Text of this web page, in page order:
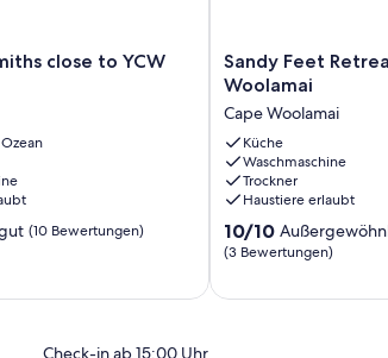
1 x bunk beds (single bottom and single top)
separate toilet. Downstairs, there is another
close to YCW
(10 Bewertungen)
Sandy
Feet
in
Cape
Woolamai
Cape
Woolamai
Sandy Feet
Woolamai
Cape Woolamai
Küche
Waschmaschine
Trockner
Haustiere erlaubt
10.0
von
Außergewöhnlich,
10/10
(3 Bewertungen)